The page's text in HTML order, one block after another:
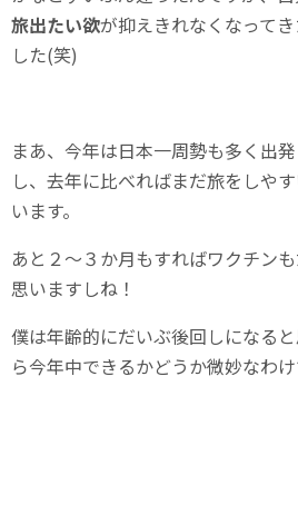
旅出たい欲が抑えきれなくなって
した(笑)
まあ、今年は日本一周勢も多く出
し、去年に比べればまだ旅をしや
います。
あと２～３か月もすればワクチン
思いますしね！
僕は年齢的にだいぶ後回しになる
ら今年中できるかどうか微妙なわ